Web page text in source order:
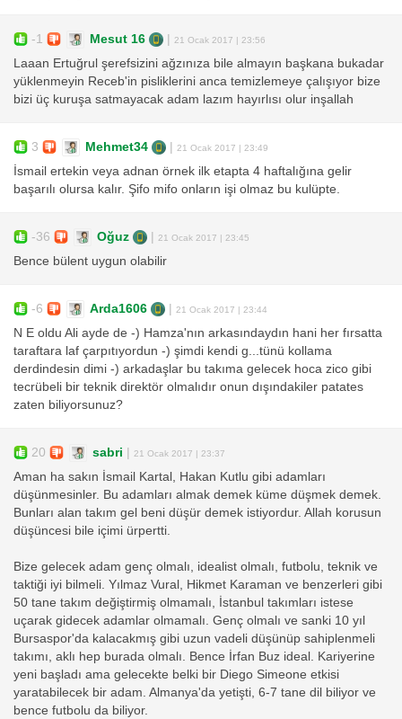
-1 Mesut 16 21 Ocak 2017 | 23:56
Laaan Ertuğrul şerefsizini ağzınıza bile almayın başkana bukadar
yüklenmeyin Receb'in pisliklerini anca temizlemeye çalışıyor bize
bizi üç kuruşa satmayacak adam lazım hayırlısı olur inşallah
3 Mehmet34 21 Ocak 2017 | 23:49
İsmail ertekin veya adnan örnek ilk etapta 4 haftalığına gelir
başarılı olursa kalır. Şifo mifo onların işi olmaz bu kulüpte.
-36 Oğuz 21 Ocak 2017 | 23:45
Bence bülent uygun olabilir
-6 Arda1606 21 Ocak 2017 | 23:44
N E oldu Ali ayde de -) Hamza'nın arkasındaydın hani her fırsatta
taraftara laf çarpıtıyordun -) şimdi kendi g...tünü kollama
derdindesin dimi -) arkadaşlar bu takıma gelecek hoca zico gibi
tecrübeli bir teknik direktör olmalıdır onun dışındakiler patates
zaten biliyorsunuz?
20 sabri 21 Ocak 2017 | 23:37
Aman ha sakın İsmail Kartal, Hakan Kutlu gibi adamları
düşünmesinler. Bu adamları almak demek küme düşmek demek.
Bunları alan takım gel beni düşür demek istiyordur. Allah korusun
düşüncesi bile içimi ürpertti.
Bize gelecek adam genç olmalı, idealist olmalı, futbolu, teknik ve
taktiği iyi bilmeli. Yılmaz Vural, Hikmet Karaman ve benzerleri gibi
50 tane takım değiştirmiş olmamalı, İstanbul takımları istese
uçarak gidecek adamlar olmamalı. Genç olmalı ve sanki 10 yıl
Bursaspor'da kalacakmış gibi uzun vadeli düşünüp sahiplenmeli
takımı, aklı hep burada olmalı. Bence İrfan Buz ideal. Kariyerine
yeni başladı ama gelecekte belki bir Diego Simeone etkisi
yaratabilecek bir adam. Almanya'da yetişti, 6-7 tane dil biliyor ve
bence futbolu da biliyor.